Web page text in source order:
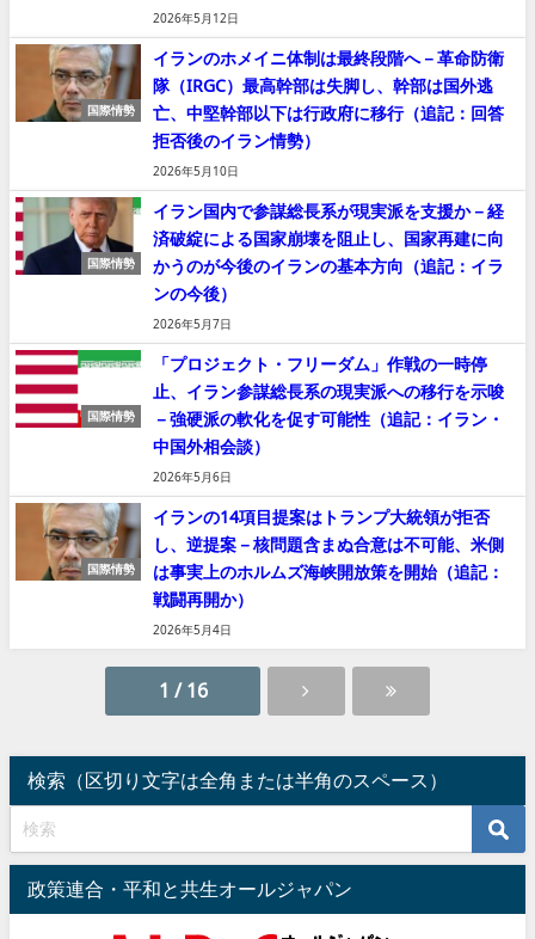
2026年5月12日
国際情勢
イランのホメイニ体制は最終段階へ－革命防衛
隊（IRGC）最高幹部は失脚し、幹部は国外逃
亡、中堅幹部以下は行政府に移行（追記：回答
拒否後のイラン情勢）
2026年5月10日
国際情勢
イラン国内で参謀総長系が現実派を支援か－経
済破綻による国家崩壊を阻止し、国家再建に向
かうのが今後のイランの基本方向（追記：イラ
ンの今後）
2026年5月7日
国際情勢
「プロジェクト・フリーダム」作戦の一時停
止、イラン参謀総長系の現実派への移行を示唆
－強硬派の軟化を促す可能性（追記：イラン・
中国外相会談）
2026年5月6日
国際情勢
イランの14項目提案はトランプ大統領が拒否
し、逆提案－核問題含まぬ合意は不可能、米側
は事実上のホルムズ海峡開放策を開始（追記：
戦闘再開か）
2026年5月4日
1 / 16
検索（区切り文字は全角または半角のスペース）
政策連合・平和と共生オールジャパン